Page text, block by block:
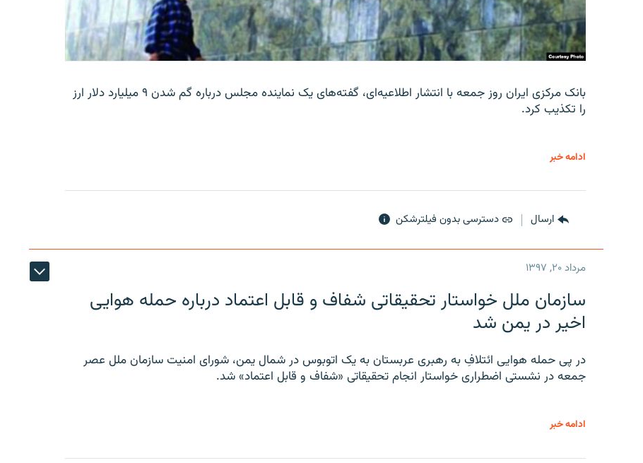
بانک مرکزی ایران روز جمعه با انتشار اطلاعیه‌ای، گفته‌های یک نماینده مجلس درباره گم شدن ۹ میلیارد دلار ارز
را تکذیب کرد.
ادامه خبر
ارسال دسترسی بدون فیلترشکن
مرداد ۲۰, ۱۳۹۷
سازمان ملل خواستار تحقیقاتی شفاف و قابل اعتماد درباره حمله هوایی
اخیر در یمن شد
در پی حمله هوایی ائتلافِ به رهبری عربستان به یک اتوبوس در شمال یمن، شورای امنیت سازمان ملل عصر
جمعه در نشستی اضطراری خواستار انجام تحقیقاتی «شفاف و قابل اعتماد» شد.
ادامه خبر